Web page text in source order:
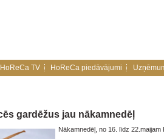
HoReCa TV HoReCa piedāvājumi
gardēžus jau nākamnedēļ
Nākamnedēļ, no 16. līdz